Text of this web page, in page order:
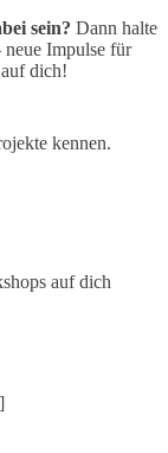
sein? Dann halte
neue Impulse für
dich!
kennen.
auf dich